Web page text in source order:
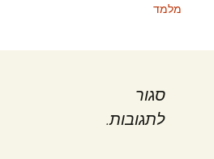
מלמד
סגור
לתגובות.